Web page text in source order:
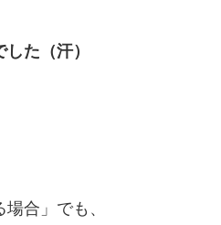
た（汗）
合」でも、